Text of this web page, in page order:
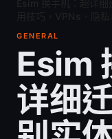
GENERAL
Esim
详细